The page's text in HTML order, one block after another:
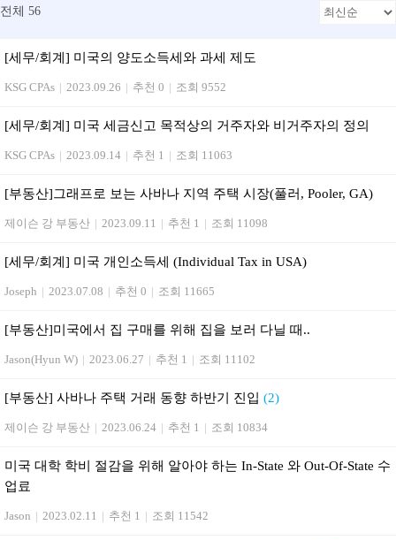
전체 56
[세무/회계] 미국의 양도소득세와 과세 제도
KSG CPAs | 2023.09.26 | 추천 0 | 조회 9552
[세무/회계] 미국 세금신고 목적상의 거주자와 비거주자의 정의
KSG CPAs | 2023.09.14 | 추천 1 | 조회 11063
[부동산]그래프로 보는 사바나 지역 주택 시장(풀러, Pooler, GA)
제이슨 강 부동산 | 2023.09.11 | 추천 1 | 조회 11098
[세무/회계] 미국 개인소득세 (Individual Tax in USA)
Joseph | 2023.07.08 | 추천 0 | 조회 11665
[부동산] 미국에서 집 구매를 위해 집을 보러 다닐 때..
Jason(Hyun W) | 2023.06.27 | 추천 1 | 조회 11102
[부동산] 사바나 주택 거래 동향 하반기 진입 (2)
제이슨 강 부동산 | 2023.06.24 | 추천 1 | 조회 10834
미국 대학 학비 절감을 위해 알아야 하는 In-State 와 Out-Of-State 수
업료
Jason | 2023.02.11 | 추천 1 | 조회 11542